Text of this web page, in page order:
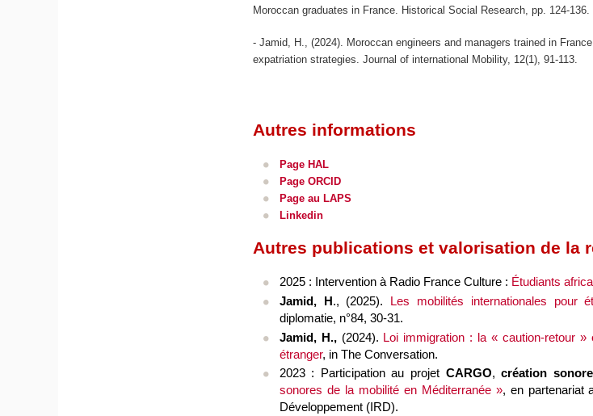
Moroccan graduates in France. Historical Social Research, pp. 124-136.
- Jamid, H., (2024). Moroccan engineers and managers trained in
expatriation strategies. Journal of international Mobility, 12(1), 91-113.
Autres informations
Page HAL
Page ORCID
Page au LAPS
Linkedin
Autres publications et valorisation de la
2025 : Intervention à Radio France Culture : Étudiants
Jamid, H ., (2025). Les mobilités internationales pour
diplomatie, n°84, 30-31.
Jamid, H.,(2024). Loi immigration : la « caution-retour »
étranger, in The Conversation.
2023 : Participation au projet CARGO,création
sonores de la mobilité en Méditerranée », en partenariat
Développement (IRD).